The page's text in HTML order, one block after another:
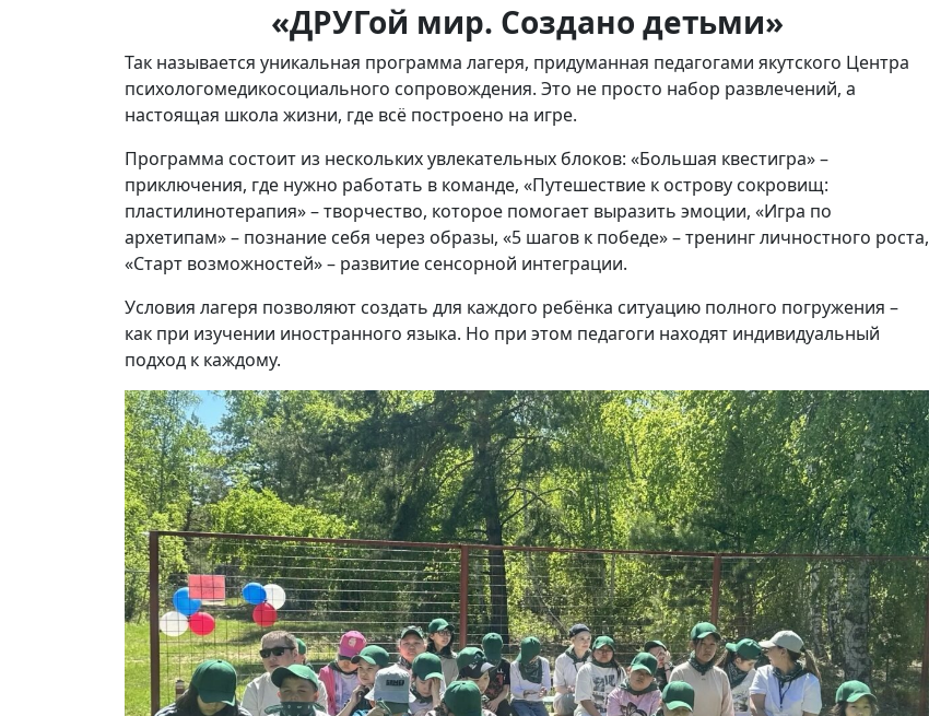
«ДРУГой мир. Создано детьми»
Так называется уникальная программа лагеря, придуманная педагогами якутского Центра
психологомедикосоциального сопровождения. Это не просто набор развлечений, а
настоящая школа жизни, где всё построено на игре.
Программа состоит из нескольких увлекательных блоков: «Большая квестигра» –
приключения, где нужно работать в команде, «Путешествие к острову сокровищ:
пластилинотерапия» – творчество, которое помогает выразить эмоции, «Игра по
архетипам» – познание себя через образы, «5 шагов к победе» – тренинг личностного роста,
«Старт возможностей» – развитие сенсорной интеграции.
Условия лагеря позволяют создать для каждого ребёнка ситуацию полного погружения –
как при изучении иностранного языка. Но при этом педагоги находят индивидуальный
подход к каждому.